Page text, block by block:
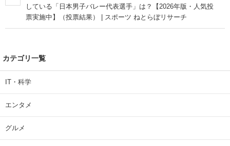
している「日本男子バレー代表選手」は？【2026年版・人気投
票実施中】（投票結果） | スポーツ ねとらぼリサーチ
カテゴリ一覧
IT・科学
エンタメ
グルメ